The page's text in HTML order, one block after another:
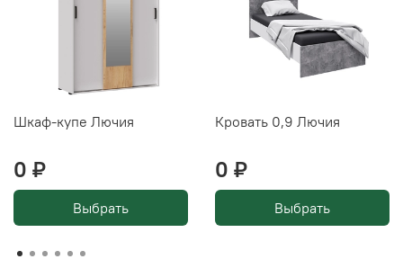
Шкаф-купе Лючия
0 ₽
Выбрать
Кровать 0,9 Лючия
0 ₽
Выбрать